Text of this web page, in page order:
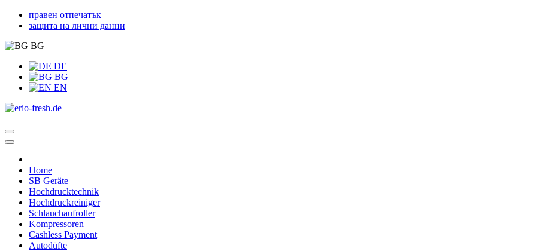
правен отпечатък
защита на лични данни
BG
DE
BG
EN
Home
SB Geräte
Hochdrucktechnik
Hochdruckreiniger
Schlauchaufroller
Kompressoren
Cashless Payment
Autodüfte